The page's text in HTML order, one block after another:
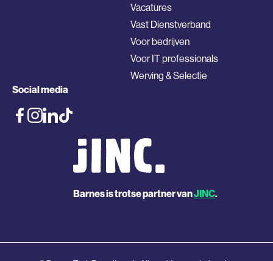
Vacatures
Vast Dienstverband
Voor bedrijven
Voor IT professionals
Werving & Selectie
Social media
Barnes is trotse partner vanJINC.